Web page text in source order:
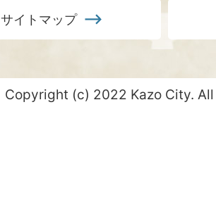
サイトマップ
Copyright (c) 2022 Kazo City.